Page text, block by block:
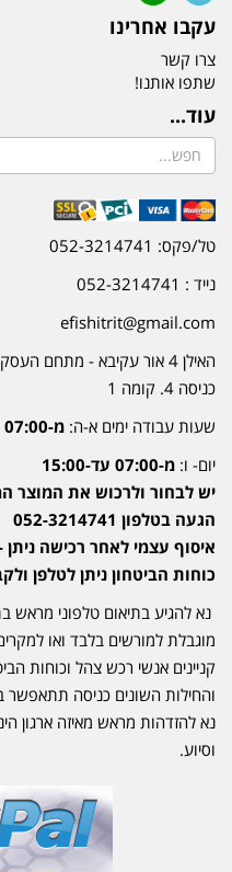
עקבו אחרינו
צרו קשר
שתפו אותנו!
עוד...
טל/פקס: 052-3214741
נייד : 052-3214741
efishitrit@gmail.com
כניסה 4. קומה 1
שעות עבודה ימים א-ה: מ-07:00 עד-20:00
יום- ו: מ-07:00 עד-15:00
יש לבחור ולרכוש את המוצר
הגעה בטלפון 052-3214741
איסוף עצמי לאחר רכישה
כוחות הביטחון ניתן לטלפן
נא להגיע בתיאום טלפוני
מוגבלת למורשים בלבד ואו
קניינים אנשי רכש צהל וכוחות
והחילות השונים כניסה תתאפשר
נא להזדהות מראש מאיזה ארגון
וסיוע.